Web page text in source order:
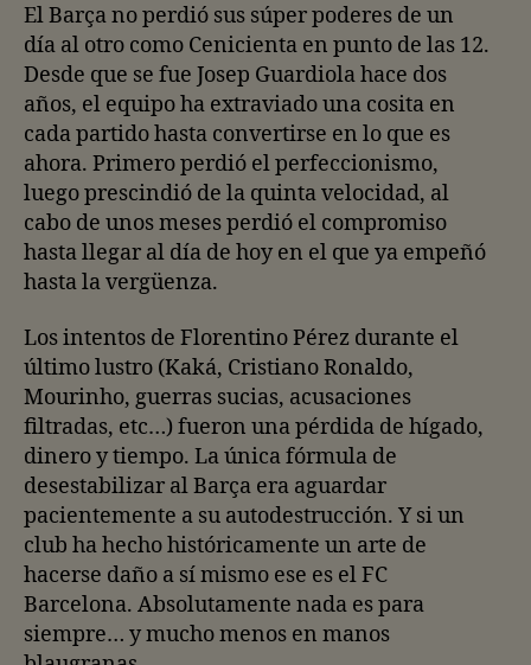
El Barça no perdió sus súper poderes de un
día al otro como Cenicienta en punto de las 12.
Desde que se fue Josep Guardiola hace dos
años, el equipo ha extraviado una cosita en
cada partido hasta convertirse en lo que es
ahora. Primero perdió el perfeccionismo,
luego prescindió de la quinta velocidad, al
cabo de unos meses perdió el compromiso
hasta llegar al día de hoy en el que ya empeñó
hasta la vergüenza.
Los intentos de Florentino Pérez durante el
último lustro (Kaká, Cristiano Ronaldo,
Mourinho, guerras sucias, acusaciones
filtradas, etc…) fueron una pérdida de hígado,
dinero y tiempo. La única fórmula de
desestabilizar al Barça era aguardar
pacientemente a su autodestrucción. Y si un
club ha hecho históricamente un arte de
hacerse daño a sí mismo ese es el FC
Barcelona. Absolutamente nada es para
siempre… y mucho menos en manos